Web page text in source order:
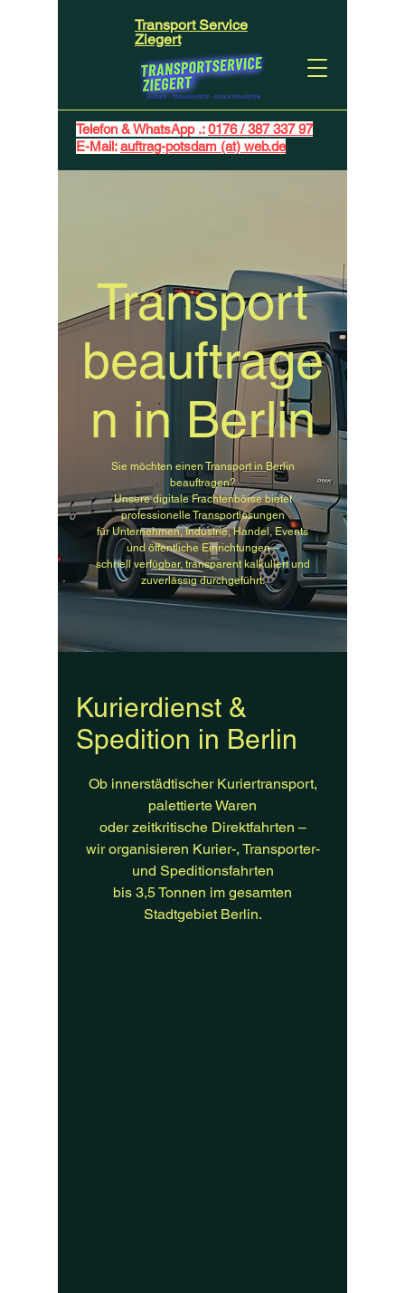
Telefon & WhatsApp .:0176 / 387 337 97
E-Mail:auftrag-potsdam (at) web.de
Transport Service
Ziegert
Transport
beauftrage
n in Berlin
Sie möchten einen Transport in Berlin
beauftragen?
Unsere digitale Frachtenbörse bietet
professionelle Transportlösungen
für Unternehmen, Industrie, Handel, Events
und öffentliche Einrichtungen –
schnell verfügbar, transparent kalkuliert und
zuverlässig durchgeführt.
Kurierdienst &
Spedition in Berlin
Ob innerstädtischer Kuriertransport,
palettierte Waren
oder zeitkritische Direktfahrten –
wir organisieren Kurier-, Transporter-
und Speditionsfahrten
bis 3,5 Tonnen im gesamten
Stadtgebiet Berlin.